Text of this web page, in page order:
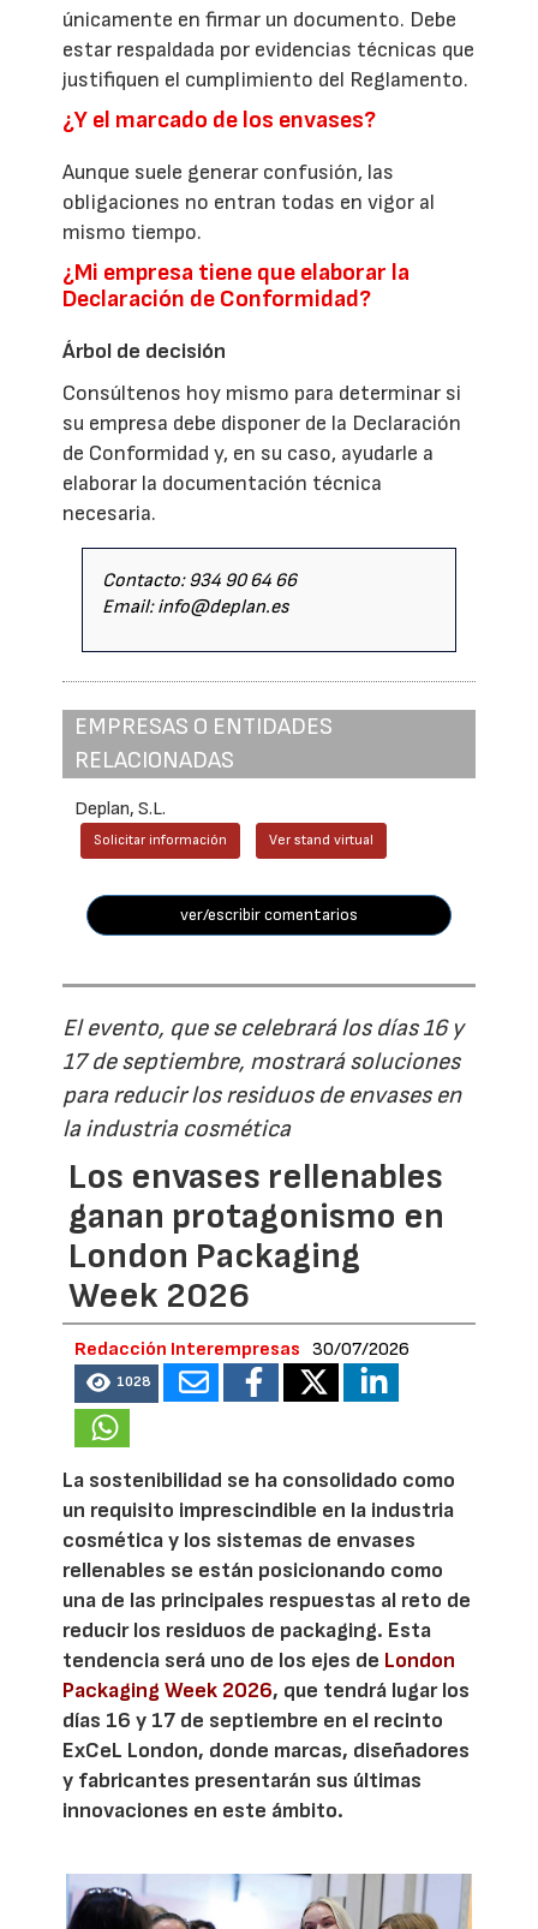
únicamente en firmar un documento. Debe
estar respaldada por evidencias técnicas que
justifiquen el cumplimiento del Reglamento.
¿Y el marcado de los envases?
Aunque suele generar confusión, las
obligaciones no entran todas en vigor al
mismo tiempo.
¿Mi empresa tiene que elaborar la
Declaración de Conformidad?
Árbol de decisión
Consúltenos hoy mismo para determinar si
su empresa debe disponer de la Declaración
de Conformidad y, en su caso, ayudarle a
elaborar la documentación técnica
necesaria.
Contacto: 934 90 64 66
Email: info@deplan.es
EMPRESAS O ENTIDADES
RELACIONADAS
Deplan, S.L.
Solicitar información Ver stand virtual
ver/escribir comentarios
El evento, que se celebrará los días 16 y
17 de septiembre, mostrará soluciones
para reducir los residuos de envases en
la industria cosmética
Los envases rellenables
ganan protagonismo en
London Packaging
Week 2026
Redacción Interempresas 30/07/2026
1028
La sostenibilidad se ha consolidado como
un requisito imprescindible en la industria
cosmética y los sistemas de envases
rellenables se están posicionando como
una de las principales respuestas al reto de
reducir los residuos de packaging. Esta
tendencia será uno de los ejes de London
Packaging Week 2026, que tendrá lugar los
días 16 y 17 de septiembre en el recinto
ExCeL London, donde marcas, diseñadores
y fabricantes presentarán sus últimas
innovaciones en este ámbito.